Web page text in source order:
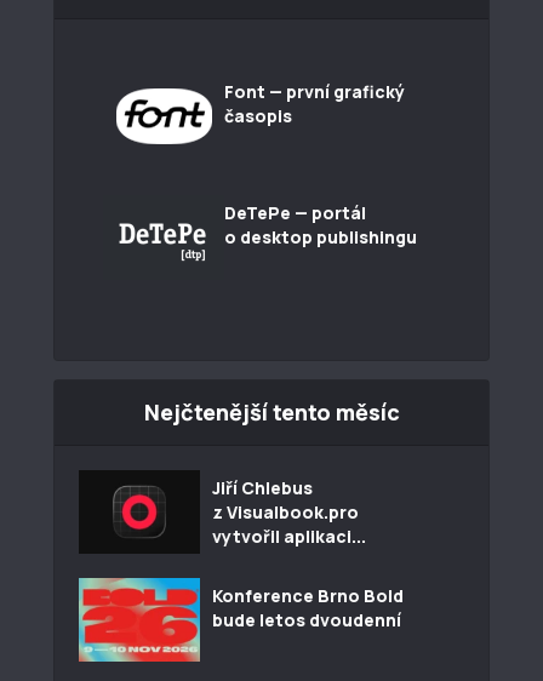
Font — první grafický
časopis
DeTePe — portál
o desktop publishingu
Nejčtenější tento měsíc
Jiří Chlebus
z Visualbook.pro
vytvořil aplikaci...
Konference Brno Bold
bude letos dvoudenní